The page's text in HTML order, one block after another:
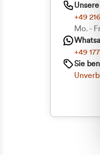
+49
Mo. -
+49
Sie